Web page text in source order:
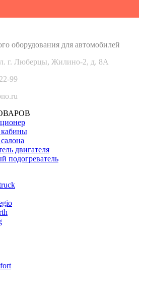
оборудования для автомобилей
г. Люберцы, Жилино-2, д. 8A
99
кабины
двигателя
подогреватель